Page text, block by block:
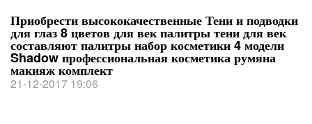
Приобрести высококачественные Тени и подводки
для глаз 8 цветов для век палитры тени для век
составляют палитры набор косметики 4 модели
Shadow профессиональная косметика румяна
макияж комплект
21-12-2017 19:06